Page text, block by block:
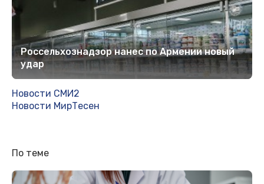
Россельхознадзор нанес по Армении новый
удар
Новости СМИ2
Новости МирТесен
По теме